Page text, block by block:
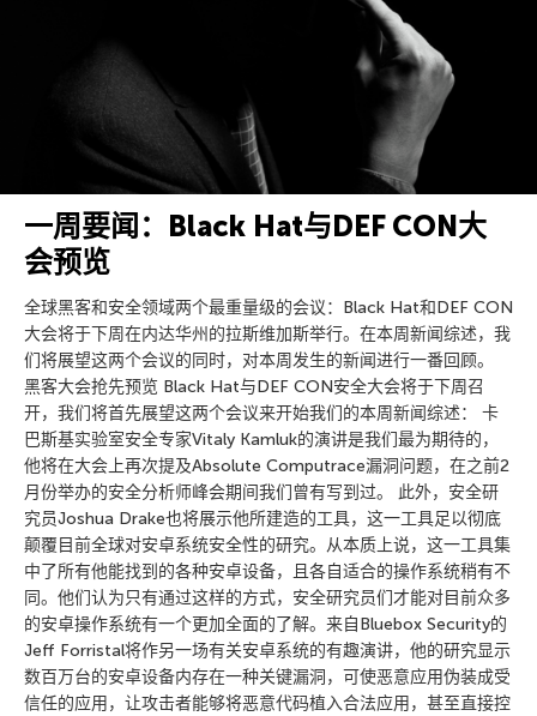
一周要闻：Black Hat与DEF CON大
会预览
全球黑客和安全领域两个最重量级的会议：Black Hat和DEF CON
大会将于下周在内达华州的拉斯维加斯举行。在本周新闻综述，我
们将展望这两个会议的同时，对本周发生的新闻进行一番回顾。
黑客大会抢先预览 Black Hat与DEF CON安全大会将于下周召
开，我们将首先展望这两个会议来开始我们的本周新闻综述： 卡
巴斯基实验室安全专家Vitaly Kamluk的演讲是我们最为期待的，
他将在大会上再次提及Absolute Computrace漏洞问题，在之前2
月份举办的安全分析师峰会期间我们曾有写到过。 此外，安全研
究员Joshua Drake也将展示他所建造的工具，这一工具足以彻底
颠覆目前全球对安卓系统安全性的研究。从本质上说，这一工具集
中了所有他能找到的各种安卓设备，且各自适合的操作系统稍有不
同。他们认为只有通过这样的方式，安全研究员们才能对目前众多
的安卓操作系统有一个更加全面的了解。来自Bluebox Security的
Jeff Forristal将作另一场有关安卓系统的有趣演讲，他的研究显示
数百万台的安卓设备内存在一种关键漏洞，可使恶意应用伪装成受
信任的应用，让攻击者能够将恶意代码植入合法应用，甚至直接控